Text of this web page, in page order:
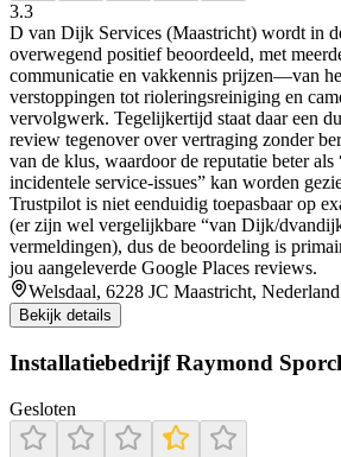
3.3
D van Dijk Services (Maastricht) wordt in
overwegend positief beoordeeld, met
communicatie en vakkennis prijzen—van
verstoppingen tot rioleringsreiniging en
vervolgwerk. Tegelijkertijd staat daar een
review tegenover over vertraging zonder
van de klus, waardoor de reputatie beter als
incidentele service-issues” kan worden
Trustpilot is niet eenduidig toepasbaar op
(er zijn wel vergelijkbare “van Dijk/
vermeldingen), dus de beoordeling is
jou aangeleverde Google Places reviews.
Welsdaal, 6228 JC Maastricht, Nederland
Bekijk details
Installatiebedrijf Raymond
Gesloten